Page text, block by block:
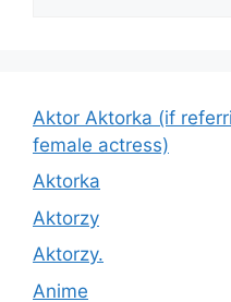
Aktor Aktorka (if
female actress)
Aktorka
Aktorzy
Aktorzy.
Anime